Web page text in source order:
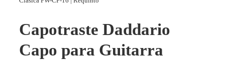
Capotraste Daddario
Capo para Guitarra